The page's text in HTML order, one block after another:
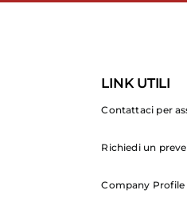
LINK UTILI
Contattaci per
Richiedi un
Company Profile